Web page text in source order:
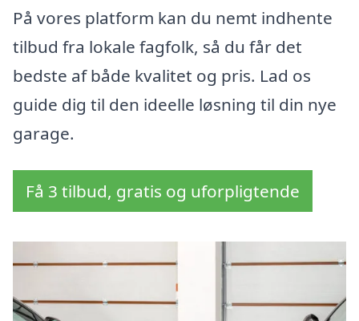
På vores platform kan du nemt indhente
tilbud fra lokale fagfolk, så du får det
bedste af både kvalitet og pris. Lad os
guide dig til den ideelle løsning til din nye
garage.
Få 3 tilbud, gratis og uforpligtende